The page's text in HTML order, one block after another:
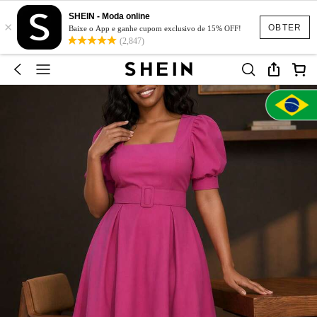
OBTER
×
SHEIN - Moda online
Baixe o App e ganhe cupom exclusivo de 15% OFF!
(2,847)